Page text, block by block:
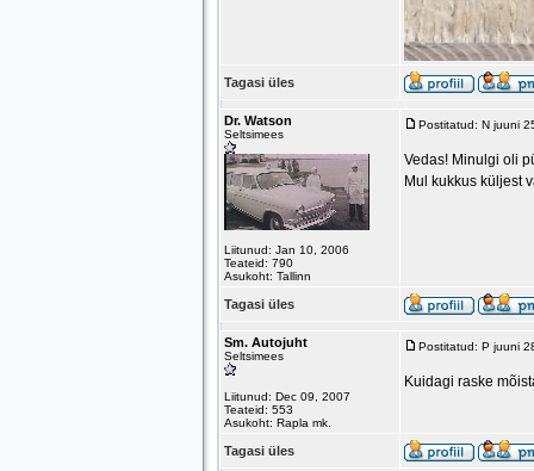
Tagasi üles
Dr. Watson
Seltsimees
Liitunud: Jan 10, 2006
Teateid: 790
Asukoht: Tallinn
Postitatud: N juuni
Vedas! Minulgi oli
Mul kukkus küljest
Tagasi üles
Sm. Autojuht
Seltsimees
Liitunud: Dec 09, 2007
Teateid: 553
Asukoht: Rapla mk.
Postitatud: P juuni
Kuidagi raske
Tagasi üles